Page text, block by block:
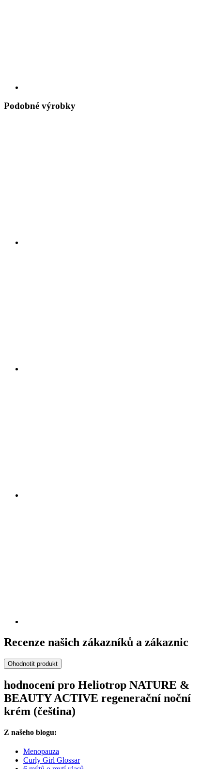
Podobné výrobky
Recenze našich zákazníků a zákaznic
Ohodnotit produkt
hodnocení pro Heliotrop NATURE &
BEAUTY ACTIVE regenerační noční
krém (čeština)
Z našeho blogu:
Menopauza
Curly Girl Glossar